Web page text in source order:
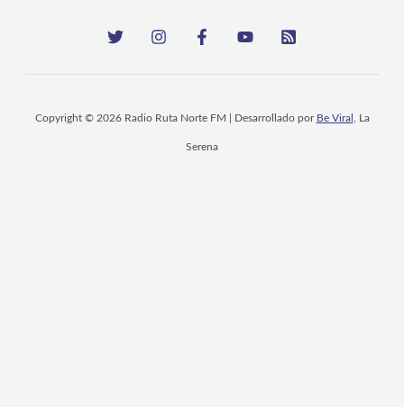
Copyright © 2026 Radio Ruta Norte FM | Desarrollado por Be Viral , La
Serena